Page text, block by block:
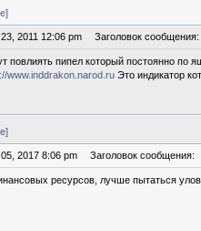
2011 12:06 pm Заголовок сообщения:
повлиять пипел который постоянно по
www.inddrakon.narod.ru Это индикатор
2017 8:06 pm Заголовок сообщения:
ресурсов, лучше пытаться